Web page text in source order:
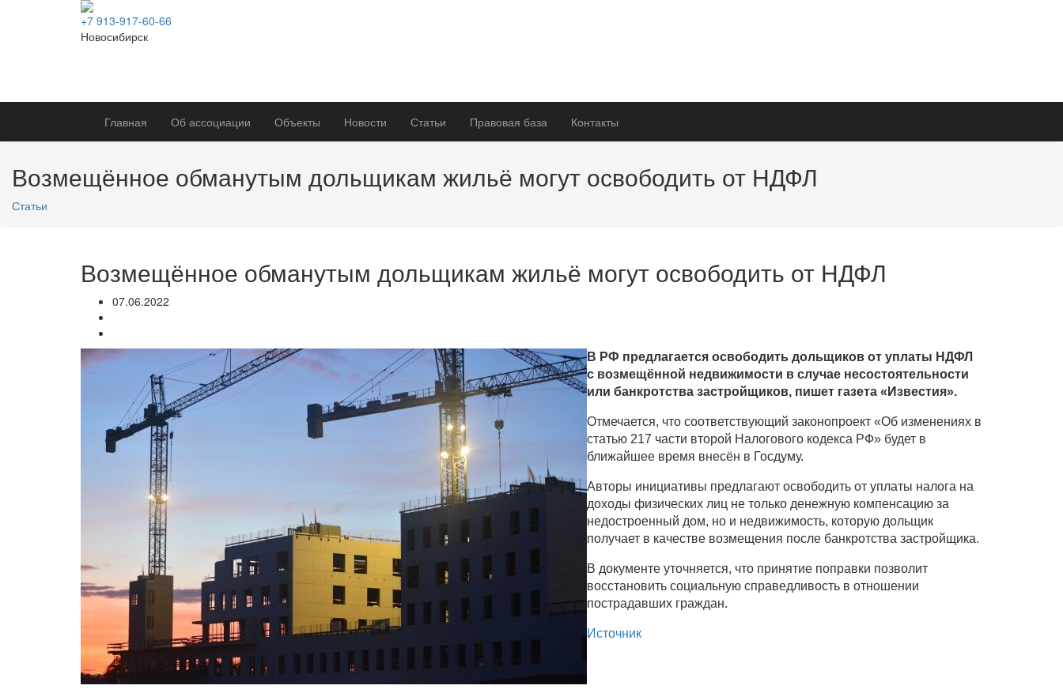
+7 913-917-60-66
Новосибирск
Главная Об ассоциации Объекты Новости Статьи Правовая база Контакты
Возмещённое обманутым дольщикам жильё могут освободить от НДФЛ
Статьи
Возмещённое обманутым дольщикам жильё могут освободить от НДФЛ
07.06.2022
В РФ предлагается освободить дольщиков от уплаты НДФЛ
с возмещённой недвижимости в случае несостоятельности
или банкротства застройщиков, пишет газета «Известия».
Отмечается, что соответствующий законопроект «Об изменениях в
статью 217 части второй Налогового кодекса РФ» будет в
ближайшее время внесён в Госдуму.
Авторы инициативы предлагают освободить от уплаты налога на
доходы физических лиц не только денежную компенсацию за
недостроенный дом, но и недвижимость, которую дольщик
получает в качестве возмещения после банкротства застройщика.
В документе уточняется, что принятие поправки позволит
восстановить социальную справедливость в отношении
пострадавших граждан.
Источник